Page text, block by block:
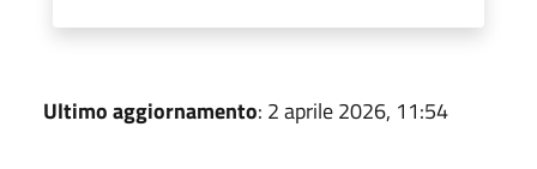
Ultimo aggiornamento: 2 aprile 2026, 11:54